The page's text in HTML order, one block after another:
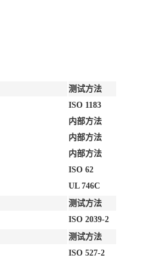
测试方法
ISO 1183
内部方法
内部方法
内部方法
ISO 62
UL 746C
测试方法
ISO 2039-2
测试方法
ISO 527-2